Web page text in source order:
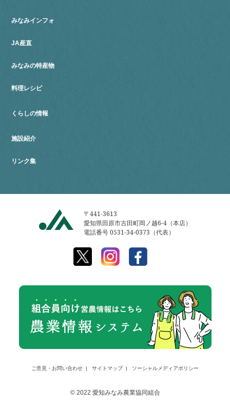
みなみインフォ
JA産直
みなみの特産物
料理レシピ
くらしの情報
施設紹介
リンク集
〒441-3613
愛知県田原市古田町岡ノ越6-4（本店）
電話番号 0531-34-0373（代表）
ご意見・お問い合わせ サイトマップ ソーシャルメディアポリシー
© 2022 愛知みなみ農業協同組合